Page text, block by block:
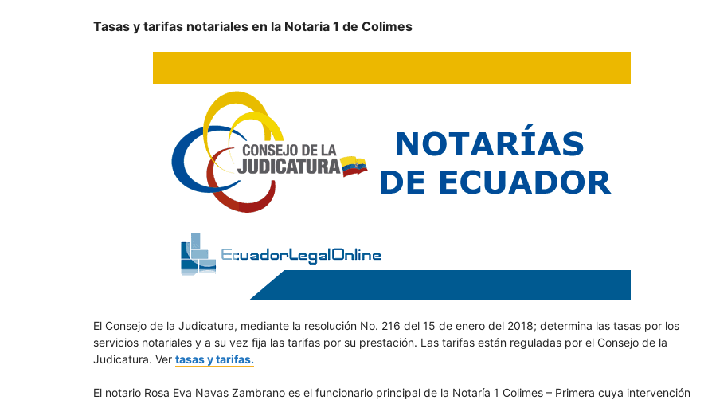
Tasas y tarifas notariales en la Notaria 1 de Colimes
El Consejo de la Judicatura, mediante la resolución No. 216 del 15 de enero del 2018; determina las tasas por los
servicios notariales y a su vez fija las tarifas por su prestación. Las tarifas están reguladas por el Consejo de la
Judicatura. Ver tasas y tarifas.
El notario Rosa Eva Navas Zambrano es el funcionario principal de la Notaría 1 Colimes – Primera cuya intervención